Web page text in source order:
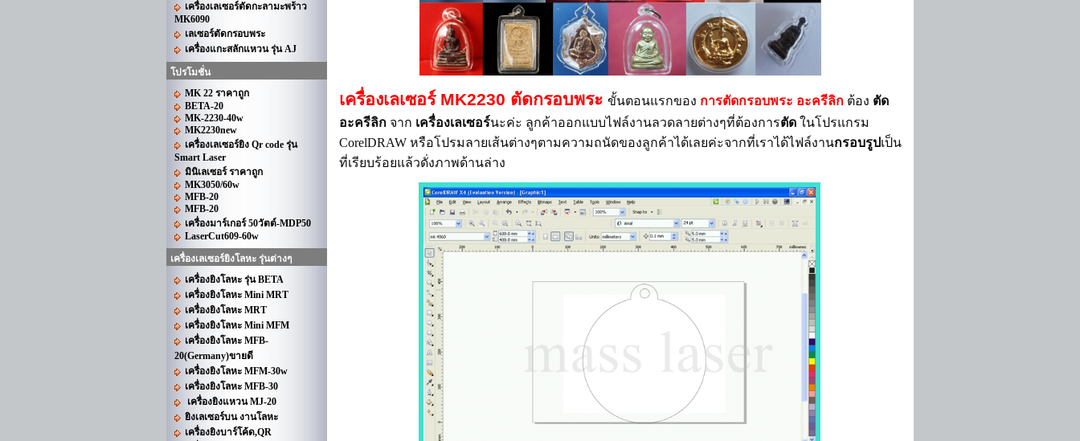
เครื่องเลเซอร์ตัดกะลามะพร้าว
MK6090
เลเซอร์ตัดกรอบพระ
เครื่องแกะสลักแหวน รุ่น AJ
โปรโมชั่น
MK 22 ราคาถูก
BETA-20
MK-2230-40w
MK2230new
เครื่องเลเซอร์ยิง Qr code รุ่น
Smart Laser
มินิเลเซอร์ ราคาถูก
MK3050/60w
MFB-20
MFB-20
เครื่องมาร์เกอร์ 50วัตต์-MDP50
LaserCut609-60w
เครื่องเลเซอร์ยิงโลหะ รุ่นต่างๆ
เครื่องยิงโลหะ รุ่น BETA
เครื่องยิงโลหะ Mini MRT
เครื่องยิงโลหะ MRT
เครื่องยิงโลหะ Mini MFM
เครื่องยิงโลหะ MFB-
20(Germany)ขายดี
เครื่องยิงโลหะ MFM-30w
เครื่องยิงโลหะ MFB-30
เครื่องยิงแหวน MJ-20
ยิงเลเซอร์บน งานโลหะ
เครื่องยิงบาร์โค้ด,QR
เครื่องเลเซอร์ MK2230 ตัดกรอบพระ ขั้นตอนแรกของ การตัดกรอบพระ อะครีลิก ต้อง ตัด
อะครีลิก จาก เครื่องเลเซอร์นะค่ะ ลูกค้าออกแบบไฟล์งานลวดลายต่างๆที่ต้องการตัด ในโปรแกรม
CorelDRAW หรือโปรมลายเส้นต่างๆตามความถนัดของลูกค้าได้เลยค่ะจากที่เราได้ไฟล์งานกรอบรูปเป็น
ที่เรียบร้อยแล้วดั่งภาพด้านล่าง